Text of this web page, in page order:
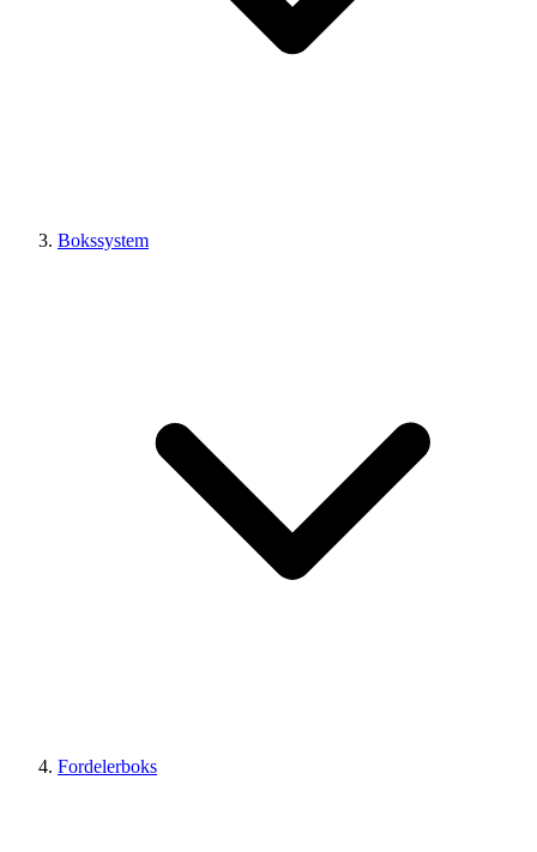
Bokssystem
Fordelerboks